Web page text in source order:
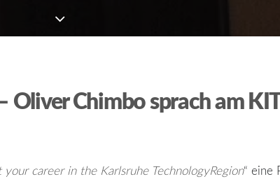
Oliver Chimbo sprach am
your career in the Karlsruhe TechnologyRegion“ eine